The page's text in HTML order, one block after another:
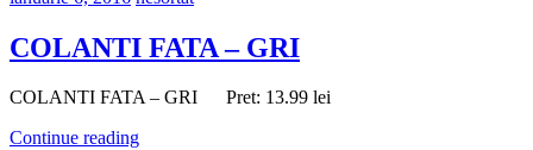
COLANTI FATA – GRI
COLANTI FATA – GRI Pret: 13.99 lei
Continue reading